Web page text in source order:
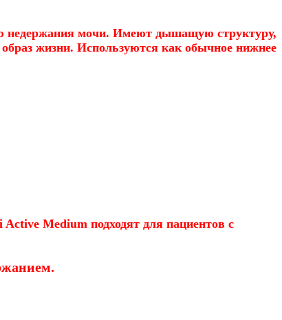
недержания мочи. Имеют дышащую структуру,
жизни. Используются как обычное нижнее
Active Medium подходят для пациентов с